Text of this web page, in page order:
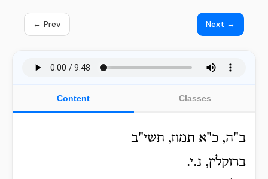
← Prev Next →
Content Classes
ב"ה, כ"א תמוז, תשי"ב
ברוקלין, נ.י.